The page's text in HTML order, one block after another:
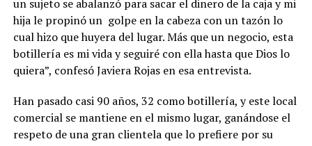
un sujeto se abalanzó para sacar el dinero de la caja y mi
hija le propinó un golpe en la cabeza con un tazón lo
cual hizo que huyera del lugar. Más que un negocio, esta
botillería es mi vida y seguiré con ella hasta que Dios lo
quiera”, confesó Javiera Rojas en esa entrevista.
Han pasado casi 90 años, 32 como botillería, y este local
comercial se mantiene en el mismo lugar, ganándose el
respeto de una gran clientela que lo prefiere por su